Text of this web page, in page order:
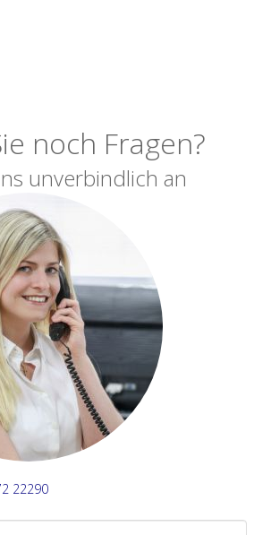
noch Fragen?
unverbindlich an
22290